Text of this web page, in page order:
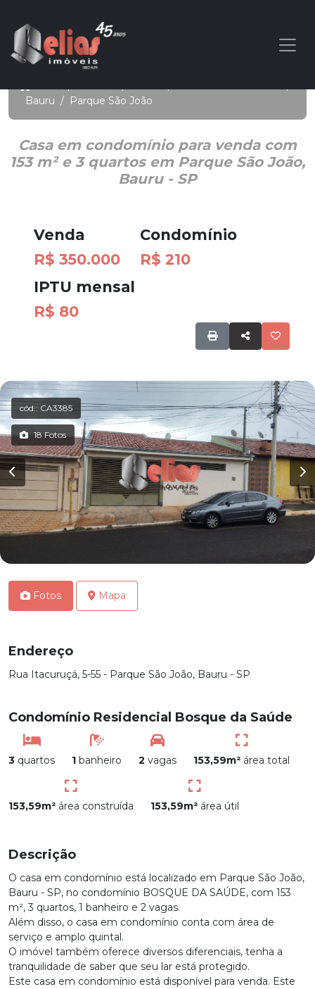
Bauru / Parque São João
Casa em condomínio para venda com
153 m² e 3 quartos em Parque São João,
Bauru - SP
Venda
R$ 350.000
Condomínio
R$ 210
IPTU mensal
R$ 80
cód.: CA3385
18 Fotos
Fotos Mapa
Endereço
Rua Itacuruçá, 5-55 - Parque São João, Bauru - SP
Condomínio Residencial Bosque da Saúde
3 quartos 1 banheiro 2 vagas 153,59m² área total
153,59m² área construída 153,59m² área útil
Descrição
O casa em condomínio está localizado em Parque São João,
Bauru - SP, no condomínio BOSQUE DA SAÚDE, com 153
m², 3 quartos, 1 banheiro e 2 vagas.
Além disso, o casa em condomínio conta com área de
serviço e amplo quintal.
O imóvel também oferece diversos diferenciais, tenha a
tranquilidade de saber que seu lar está protegido.
Este casa em condomínio está disponível para venda. Este